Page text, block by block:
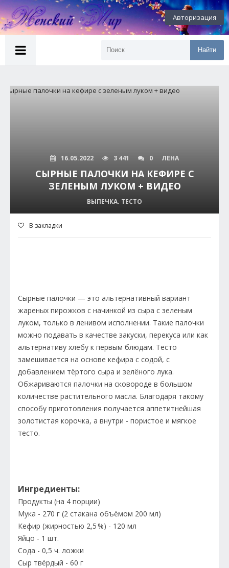
Авторизация
Найти
16.05.2022 3 441 0 ЛЕНА
СЫРНЫЕ ПАЛОЧКИ НА КЕФИРЕ С
ЗЕЛЕНЫМ ЛУКОМ + ВИДЕО
ВЫПЕЧКА. ТЕСТО
В закладки
Сырные палочки — это альтернативный вариант
жареных пирожков с начинкой из сыра с зеленым
луком, только в ленивом исполнении. Такие палочки
можно подавать в качестве закуски, перекуса или как
альтернативу хлебу к первым блюдам. Тесто
замешивается на основе кефира с содой, с
добавлением тёртого сыра и зелёного лука.
Обжариваются палочки на сковороде в большом
количестве растительного масла. Благодаря такому
способу приготовления получается аппетитнейшая
золотистая корочка, а внутри - пористое и мягкое
тесто.
Ингредиенты:
Продукты (на 4 порции)
Мука - 270 г (2 стакана объёмом 200 мл)
Кефир (жирностью 2,5 %) - 120 мл
Яйцо - 1 шт.
Сода - 0,5 ч. ложки
Сыр твёрдый - 60 г